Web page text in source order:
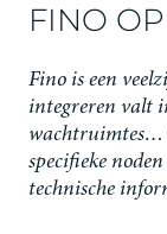
FINO
Fino is een
integreren valt
wachtruimtes…
specifieke
technische